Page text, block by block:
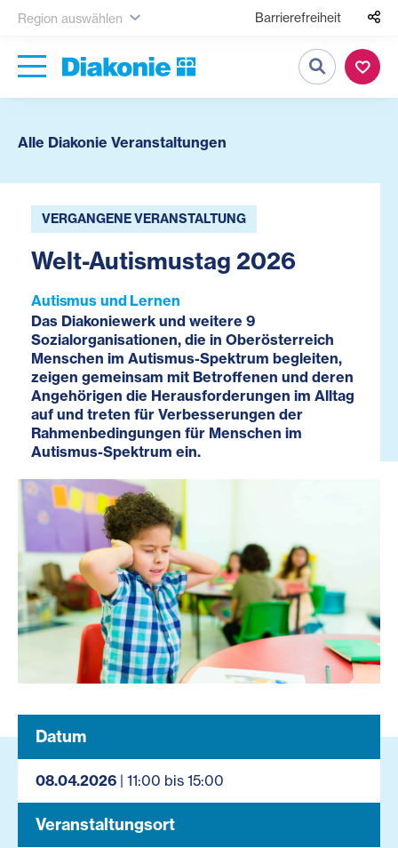
Region auswählen Barrierefreiheit
Suche
Alle Diakonie Veranstaltungen
VERGANGENE VERANSTALTUNG
Welt-Autismustag 2026
Autismus und Lernen
Das Diakoniewerk und weitere 9
Sozialorganisationen, die in Oberösterreich
Menschen im Autismus-Spektrum begleiten,
zeigen gemeinsam mit Betroffenen und deren
Angehörigen die Herausforderungen im Alltag
auf und treten für Verbesserungen der
Rahmenbedingungen für Menschen im
Autismus-Spektrum ein.
Datum
08.04.2026 | 11:00 bis 15:00
Veranstaltungsort